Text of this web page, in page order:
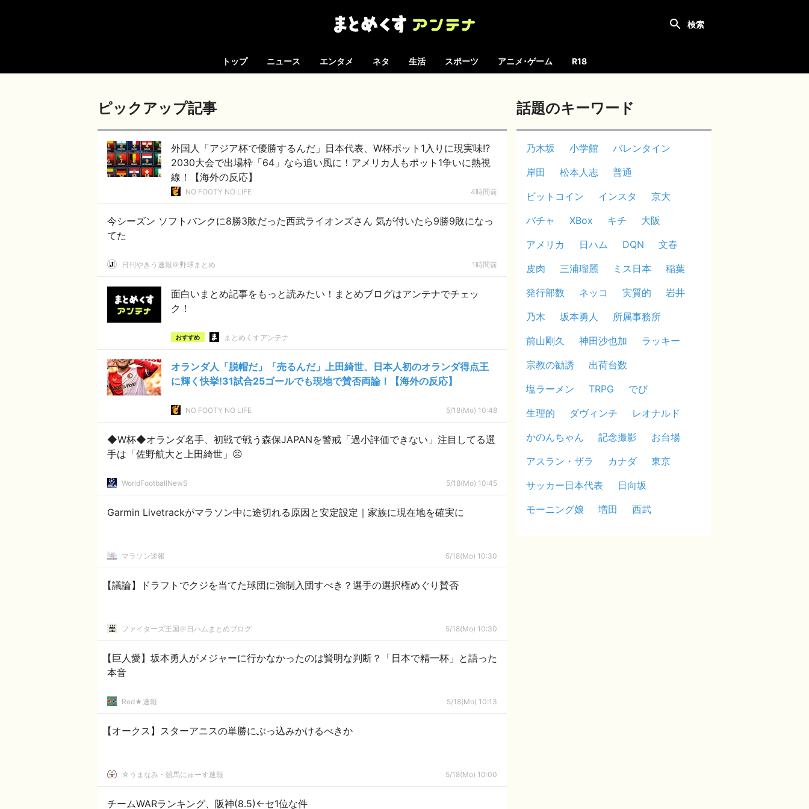
トップ ニュース エンタメ ネタ 生活 スポーツ アニメ･ゲーム R18
ピックアップ記事
外国人「アジア杯で優勝するんだ」日本代表、W杯ポット1入りに現実味!?
2030大会で出場枠「64」なら追い風に！アメリカ人もポット1争いに熱視
線！【海外の反応】
NO FOOTY NO LIFE 4時間前
今シーズン ソフトバンクに8勝3敗だった西武ライオンズさん 気が付いたら9勝9敗になっ
てた
日刊やきう速報＠野球まとめ 1時間前
面白いまとめ記事をもっと読みたい！まとめブログはアンテナでチェッ
ク！
おすすめ まとめくすアンテナ
オランダ人「脱帽だ」「売るんだ」上田綺世、日本人初のオランダ得点王
に輝く快挙!31試合25ゴールでも現地で賛否両論！【海外の反応】
NO FOOTY NO LIFE 5/18(Mo) 10:48
◆W杯◆オランダ名手、初戦で戦う森保JAPANを警戒「過小評価できない」注目してる選
手は「佐野航大と上田綺世」☹️
WorldFootballNewS 5/18(Mo) 10:45
Garmin Livetrackがマラソン中に途切れる原因と安定設定｜家族に現在地を確実に
マラソン速報 5/18(Mo) 10:30
【議論】ドラフトでクジを当てた球団に強制入団すべき？選手の選択権めぐり賛否
ファイターズ王国＠日ハムまとめブログ 5/18(Mo) 10:30
【巨人愛】坂本勇人がメジャーに行かなかったのは賢明な判断？「日本で精一杯」と語った
本音
Red★速報 5/18(Mo) 10:13
【オークス】スターアニスの単勝にぶっ込みかけるべきか
☆うまなみ・競馬にゅーす速報 5/18(Mo) 10:00
チームWARランキング、阪神(8.5)←セ1位な件
話題のキーワード
乃木坂 小学館
バレンタイン
岸田
松本人志
普通
ビットコイン
インスタ
京大
バチャ
XBox キチ
大阪
アメリカ
日ハム DQN
文春
皮肉
三浦瑠麗 ミス日本
稲葉
発行部数
ネッコ 実質的
岩井
乃木
坂本勇人
所属事務所
前山剛久
神田沙也加
ラッキー
宗教の勧誘
出荷台数
塩ラーメン
TRPG
でび
生理的
ダヴィンチ
レオナルド
かのんちゃん
記念撮影
お台場
アスラン・ザラ
カナダ
東京
サッカー日本代表
日向坂
モーニング娘
増田 西武